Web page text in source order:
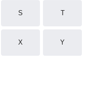
S T
X Y